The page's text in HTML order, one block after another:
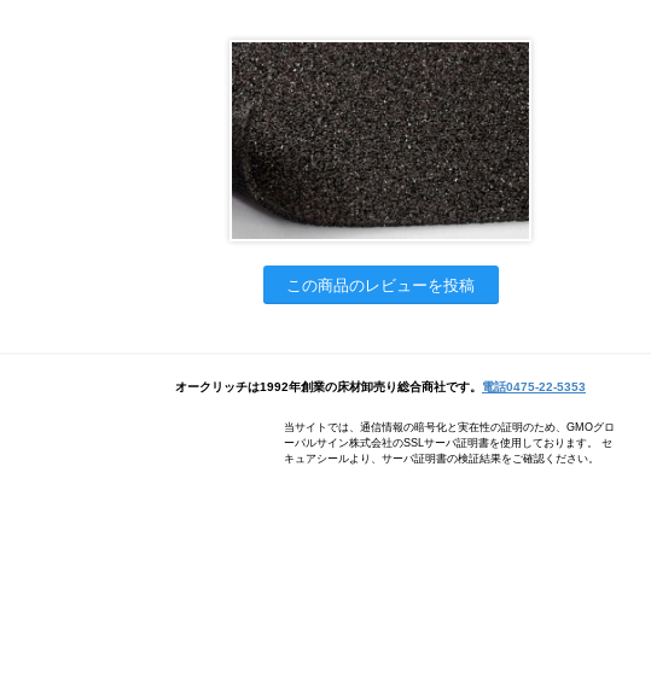
この商品のレビューを投稿
オークリッチは1992年創業の床材卸売り総合商社です。 電話0475-22-5353
当サイトでは、通信情報の暗号化と実在性の証明のため、GMOグロ
ーバルサイン株式会社のSSLサーバ証明書を使用しております。 セ
キュアシールより、サーバ証明書の検証結果をご確認ください。